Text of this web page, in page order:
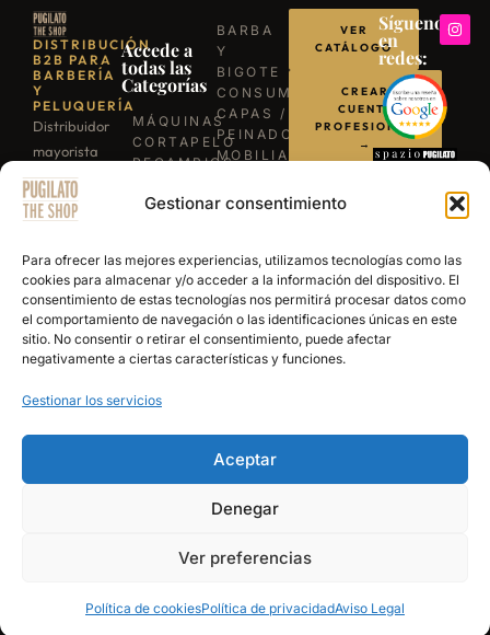
Gestionar consentimiento
Para ofrecer las mejores experiencias, utilizamos tecnologías como las
cookies para almacenar y/o acceder a la información del dispositivo. El
consentimiento de estas tecnologías nos permitirá procesar datos como
el comportamiento de navegación o las identificaciones únicas en este
sitio. No consentir o retirar el consentimiento, puede afectar
negativamente a ciertas características y funciones.
Gestionar los servicios
Aceptar
Denegar
Ver preferencias
Política de cookiesPolítica de privacidadAviso Legal
DISTRIBUCIÓN
B2B PARA
BARBERÍA
Y
PELUQUERÍA
Distribuidor
mayorista
para
profesionales
de la
barbería y
peluquería.
Más de 15
años
abasteciendo
mejores
Accede a
todas las
Categorías
MÁQUINAS
CORTAPELO
RECAMBIOS
REPUESTOS
NAVAJAS
BARBERÍA
SECADORES
PRODUCTOS
DE
BARBA
Y
BIGOTE
CONSUMIBLES
CAPAS /
PEINADORES
MOBILIARIO
BARBACOAS
VER
CATÁLOGO
CREAR
CUENTA
PROFESIONAL
→
POR
WHATSAPP
Síguenos
en
redes:
Términos y Condiciones de Venta